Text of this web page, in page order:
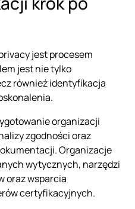
jest procesem
jest nie tylko
również identyfikacja
organizacji
zgodności oraz
Organizacje
wytycznych, narzędzi
oraz wsparcia
certyfikacyjnych.